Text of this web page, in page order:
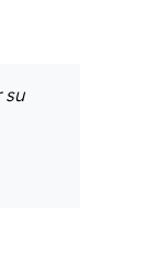
su